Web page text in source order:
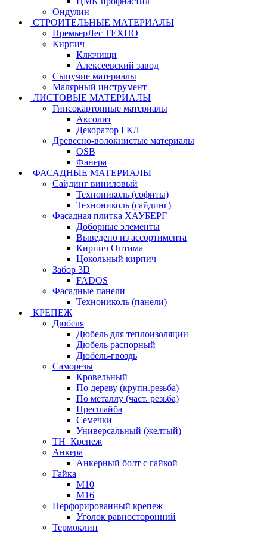
Ондулин
СТРОИТЕЛЬНЫЕ МАТЕРИАЛЫ
ПремьерЛес ТЕХНО
Кирпич
Ключищи
Алексеевский завод
Сыпучие материалы
Малярный инструмент
ЛИСТОВЫЕ МАТЕРИАЛЫ
Гипсокартонные материалы
Аксолит
Декоратор ГКЛ
Древесно-волокнистые материалы
OSB
Фанера
ФАСАДНЫЕ МАТЕРИАЛЫ
Сайдинг виниловый
Технониколь (софиты)
Технониколь (сайдинг)
Фасадная плитка ХАУБЕРГ
Доборные элементы
Выведено из ассортимента
Кирпич Оптима
Цокольный кирпич
Забор 3D
FADOS
Фасадные панели
Технониколь (панели)
КРЕПЕЖ
Дюбеля
Дюбель для теплоизоляции
Дюбель распорный
Дюбель-гвоздь
Саморезы
Кровельный
По дереву (крупн.резьба)
По металлу (част. резьба)
Пресшайба
Семечки
Универсальный (желтый)
ТН_Крепеж
Анкера
Анкерный болт с гайкой
Гайка
М10
М16
Перфорированный крепеж
Уголок равносторонний
Термоклип